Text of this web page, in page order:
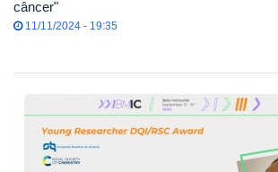
câncer"
11/11/2024 - 19:35